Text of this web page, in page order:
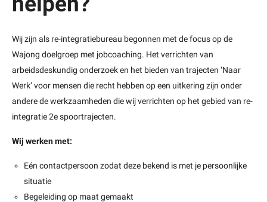
Wij zijn als re-integratiebureau begonnen met de focus op de
Wajong doelgroep met jobcoaching. Het verrichten van
arbeidsdeskundig onderzoek en het bieden van trajecten ‘Naar
Werk’ voor mensen die recht hebben op een uitkering zijn onder
andere de werkzaamheden die wij verrichten op het gebied van re-
integratie 2espoortrajecten.
Wij werken met:
Eén contactpersoon zodat deze bekend is met je persoonlijke
situatie
Begeleiding op maat gemaakt